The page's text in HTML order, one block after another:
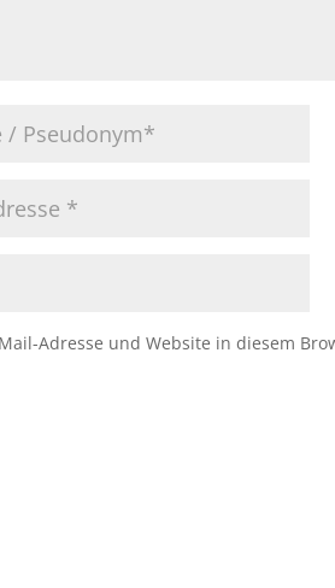
Adresse und Website in diesem